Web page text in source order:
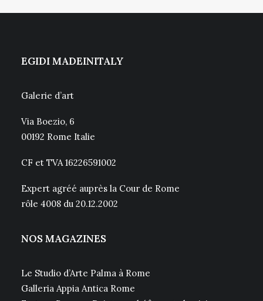
EGIDI MADEINITALY
Galerie d’art
Via Boezio, 6
00192 Rome Italie
CF et TVA 16226591002
Expert agréé auprès la Cour de Rome
rôle 4008 du 20.12.2002
NOS MAGAZINES
Le Studio d’Arte Palma à Rome
Galleria Appia Antica Rome